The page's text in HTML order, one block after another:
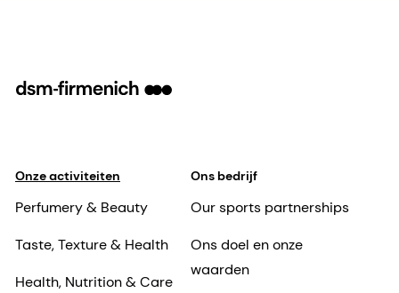
Onze activiteiten
Perfumery & Beauty
Taste, Texture & Health
Health, Nutrition & Care
Ons bedrijf
Our sports partnerships
Ons doel en onze
waarden